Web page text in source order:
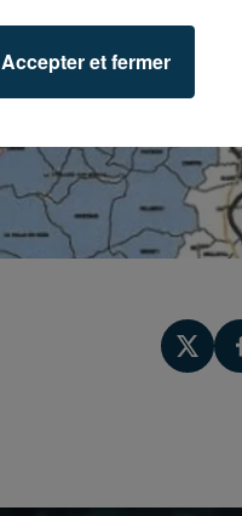
Accepter et fermer